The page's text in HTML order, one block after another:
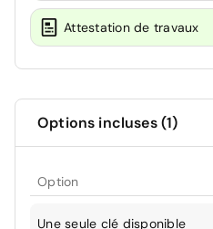
Attestation de travaux
Options incluses (1)
Option
Une seule clé disponible